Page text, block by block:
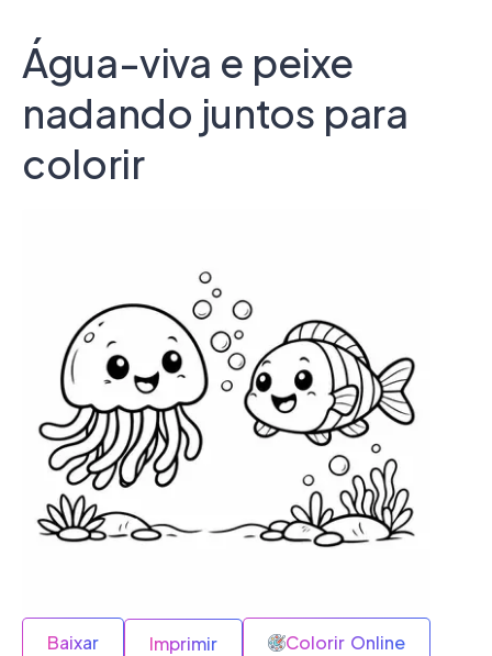
Água-viva e peixe
nadando juntos para
colorir
Baixar Imprimir Colorir Online